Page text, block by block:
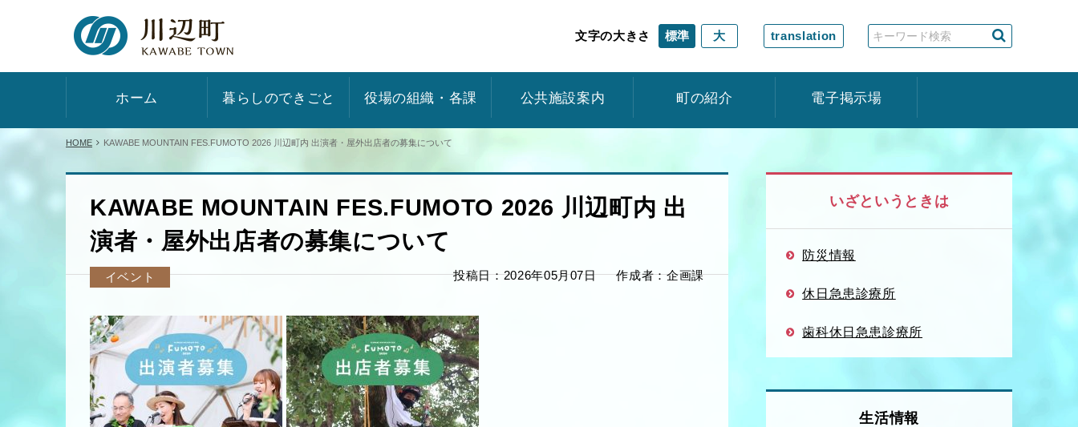
文字の大きさ 標準 大 translation
ホーム 暮らしのできごと 役場の組織・各課 公共施設案内 町の紹介 電子掲示場
HOME KAWABE MOUNTAIN FES.FUMOTO 2026 川辺町内 出演者・屋外出店者の募集について
KAWABE MOUNTAIN FES.FUMOTO 2026 川辺町内 出
演者・屋外出店者の募集について
イベント 投稿日：2026年05月07日 作成者：企画課
いざというときは
防災情報
休日急患診療所
歯科休日急患診療所
生活情報